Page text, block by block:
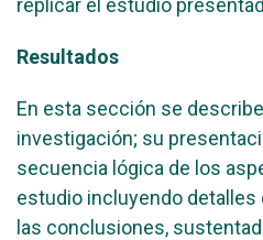
replicar el estudio
Resultados
En esta sección se
investigación; su
secuencia lógica de los
estudio incluyendo detalles
las conclusiones,